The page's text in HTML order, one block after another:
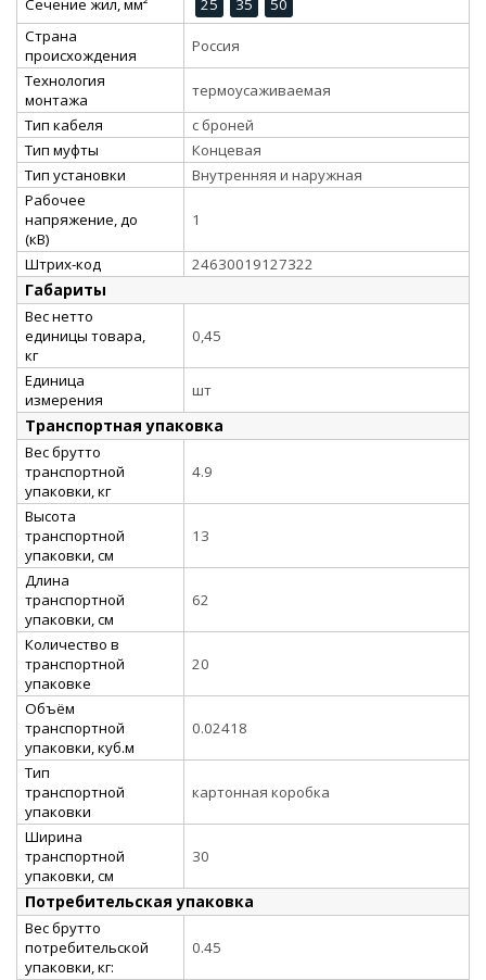
Сечение жил, мм² 25 35
50
Страна
происхождения
Россия
Технология
монтажа
термоусаживаемая
Тип кабеля
с броней
Тип муфты
Концевая
Тип установки
Внутренняя и наружная
Рабочее
напряжение, до
(кВ)
1
Штрих-код 24630019127322
Габариты
Вес нетто
единицы товара,
кг
0,45
Единица
измерения
шт
Транспортная упаковка
Вес брутто
транспортной
упаковки, кг
4.9
Высота
транспортной
упаковки, см
13
Длина
транспортной
упаковки, см
62
Количество в
транспортной
упаковке
20
Объём
транспортной
упаковки, куб.м
0.02418
Тип
транспортной
упаковки
картонная коробка
Ширина
транспортной
упаковки, см
30
Потребительская упаковка
Вес брутто
потребительской
упаковки, кг:
0.45